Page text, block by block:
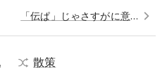
「伝ぱ」じゃさすがに意味が伝わらないと思うの
散策